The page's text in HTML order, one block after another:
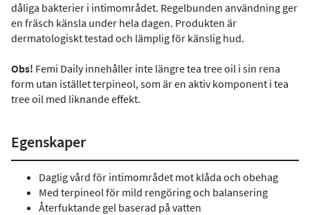
dåliga bakterier i intimområdet. Regelbunden användning ger
en fräsch känsla under hela dagen. Produkten är
dermatologiskt testad och lämplig för känslig hud.
Obs! Femi Daily innehåller inte längre tea tree oil i sin rena
form utan istället terpineol, som är en aktiv komponent i tea
tree oil med liknande effekt.
Egenskaper
Daglig vård för intimområdet mot klåda och obehag
Med terpineol för mild rengöring och balansering
Återfuktande gel baserad på vatten